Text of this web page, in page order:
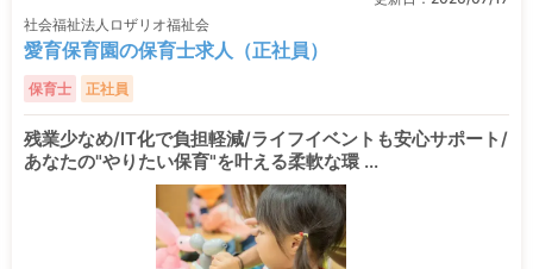
社会福祉法人ロザリオ福祉会
愛育保育園の保育士求人（正社員）
保育士 正社員
残業少なめ/IT化で負担軽減/ライフイベントも安心サポート/
あなたの"やりたい保育"を叶える柔軟な環 ...